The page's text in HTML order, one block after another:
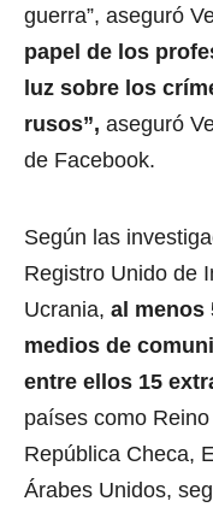
guerra”, aseguró
papel de los
luz sobre los
rusos”, aseguró
de Facebook.
Según las
Registro Unido de
Ucrania, al menos
medios de
entre ellos 15
países como
República Checa,
Árabes Unidos,